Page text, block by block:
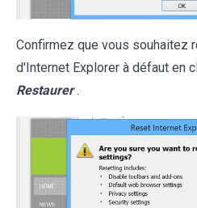
Confirmez que vous souhaitez
d'Internet Explorer à défaut en
Restaurer .